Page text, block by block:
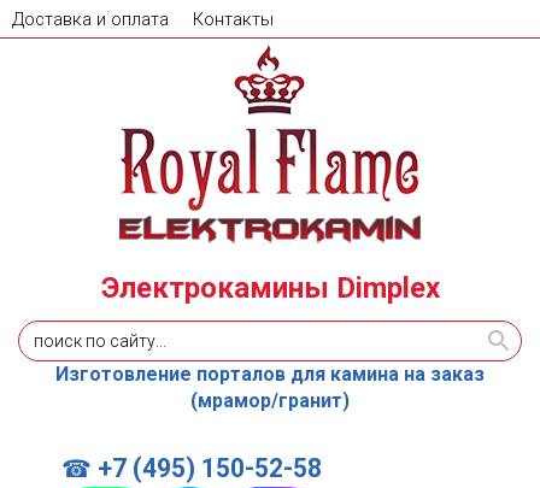
Доставка и оплата Контакты
☎ +7 (495) 150-52-58
Электрокамины Dimplex
Изготовление порталов для камина на заказ
(мрамор/гранит)